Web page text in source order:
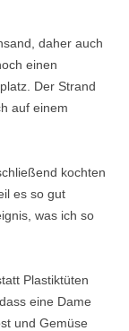
daher auch
einen
Der Strand
auf einem
kochten
es so gut
was ich so
Plastiktüten
eine Dame
und Gemüse